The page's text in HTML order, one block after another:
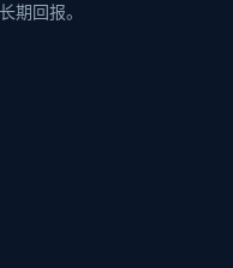
期回报。